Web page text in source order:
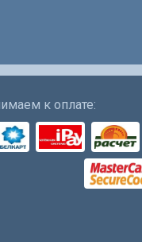
к оплате: